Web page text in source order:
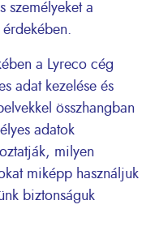
személyeket a
a Lyreco cég
adat kezelése és
összhangban
adatok
milyen
miképp használjuk
biztonságuk